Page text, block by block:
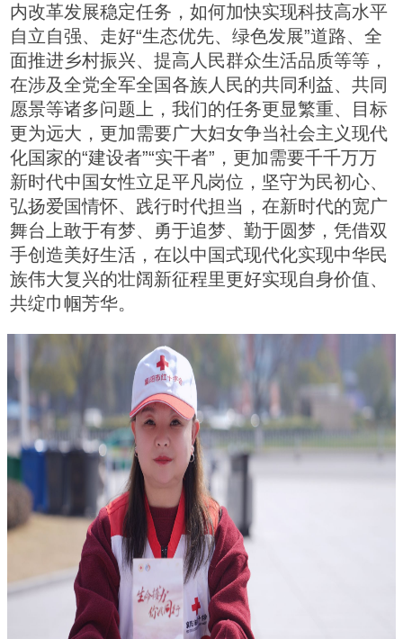
内改革发展稳定任务，如何加快实现科技高水平
自立自强、走好“生态优先、绿色发展”道路、全
面推进乡村振兴、提高人民群众生活品质等等，
在涉及全党全军全国各族人民的共同利益、共同
愿景等诸多问题上，我们的任务更显繁重、目标
更为远大，更加需要广大妇女争当社会主义现代
化国家的“建设者”“实干者”，更加需要千千万万
新时代中国女性立足平凡岗位，坚守为民初心、
弘扬爱国情怀、践行时代担当，在新时代的宽广
舞台上敢于有梦、勇于追梦、勤于圆梦，凭借双
手创造美好生活，在以中国式现代化实现中华民
族伟大复兴的壮阔新征程里更好实现自身价值、
共绽巾帼芳华。